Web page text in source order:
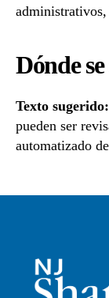
administrativos,
Dónde
Texto sugerido:
pueden ser
automatizado